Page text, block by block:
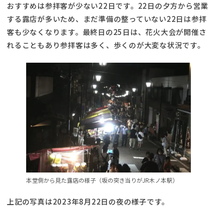
おすすめは参拝客が少ない22日です。22日の夕方から営業
する露店が多いため、まだ準備の整っていない22日は参拝
客も少なくなります。最終日の25日は、花火大会が開催さ
れることもあり参拝客は多く、歩くのが大変な状況です。
本堂側から見た露店の様子（坂の突き当りがJR木ノ本駅）
上記の写真は2023年8月22日の夜の様子です。